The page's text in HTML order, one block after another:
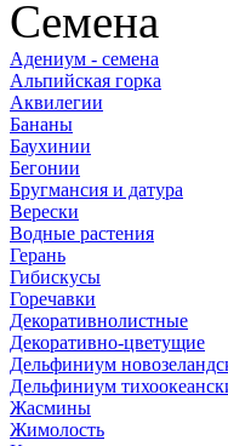
Семена
Адениум - семена
Альпийская горка
Аквилегии
Бананы
Баухинии
Бегонии
Бругмансия и датура
Верески
Водные растения
Герань
Гибискусы
Горечавки
Декоративнолистные
Декоративно-цветущие
Дельфиниум
Дельфиниум
Жасмины
Жимолость